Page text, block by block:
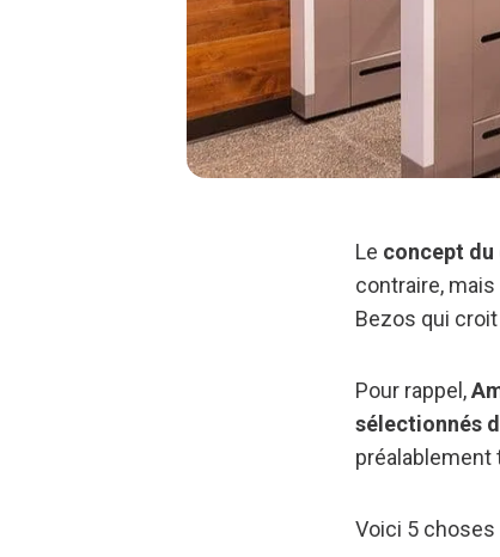
Le concept du
contraire, mais
Bezos qui
Pour rappel,
sélectionnés
préalablement
Voici 5 choses